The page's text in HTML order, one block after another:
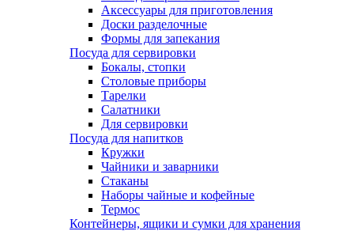
Аксессуары для приготовления
Доски разделочные
Формы для запекания
Посуда для сервировки
Бокалы, стопки
Столовые приборы
Тарелки
Салатники
Для сервировки
Посуда для напитков
Кружки
Чайники и заварники
Стаканы
Наборы чайные и кофейные
Термос
Контейнеры, ящики и сумки для хранения